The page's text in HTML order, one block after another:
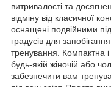
витривалості та
відміну від класичної
оснащені подвійними
градусів для
тренування. Компактна
будь-якій жіночій або
забезпечити вам